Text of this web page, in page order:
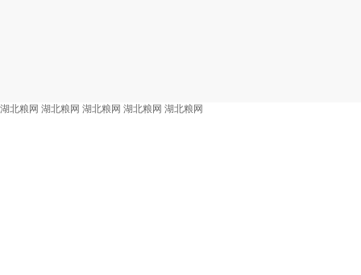
湖北粮网 湖北粮网 湖北粮网 湖北粮网 湖北粮网